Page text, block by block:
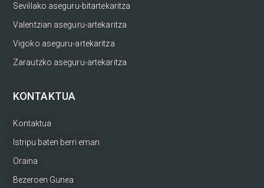
Sevillako aseguru-bitartekaritza
Valentzian aseguru-artekaritza
Vigoko aseguru-artekaritza
Zarautzko aseguru-artekaritza
KONTAKTUA
Kontaktua
Istripu baten berri eman
Oraina
Bezeroen Gunea